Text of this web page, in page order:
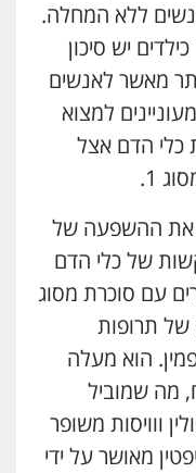
ללא המחלה.
אלה שאובחנו עם סוכרת סוג 1 כילדים יש סיכון
מאשר לאנשים
למצוא
כלי הדם אצל
1.
את ההשפעה של
של כלי הדם
עם סוכרת מסוג
של תרופות
הוא מעלה
מה שמוביל
ווויסות משופר
מאושר על ידי